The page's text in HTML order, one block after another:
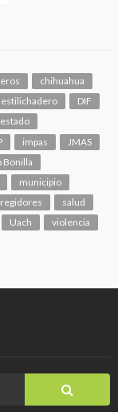
chihuahua
DIF
estado
impas
JMAS
Bonilla
municipio
regidores
salud
Uach violencia